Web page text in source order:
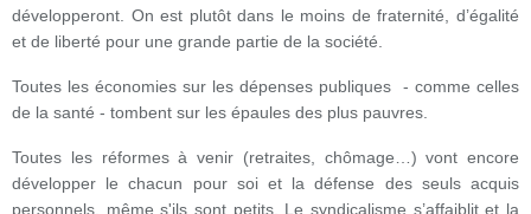
développeront. On est plutôt dans le moins de fraternité, d’égalité
et de liberté pour une grande partie de la société.
Toutes les économies sur les dépenses publiques - comme celles
de la santé - tombent sur les épaules des plus pauvres.
Toutes les réformes à venir (retraites, chômage…) vont encore
développer le chacun pour soi et la défense des seuls acquis
personnels, même s'ils sont petits. Le syndicalisme s’affaiblit et la